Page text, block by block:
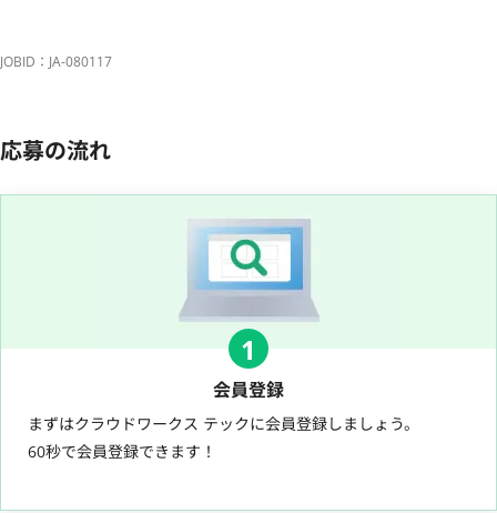
JOBID：JA-080117
応募の流れ
1
会員登録
まずはクラウドワークス テックに会員登録しましょう。
60秒で会員登録できます！